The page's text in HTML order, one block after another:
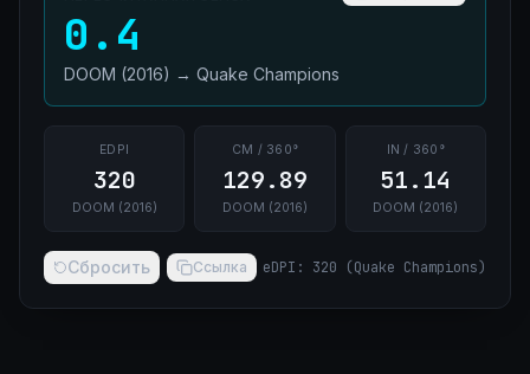
0.4
DOOM (2016) → Quake Champions
EDPI
320
DOOM (2016)
CM / 360°
129.89
DOOM (2016)
IN / 360°
51.14
DOOM (2016)
Сбросить Ссылка eDPI : 320 (Quake Champions)